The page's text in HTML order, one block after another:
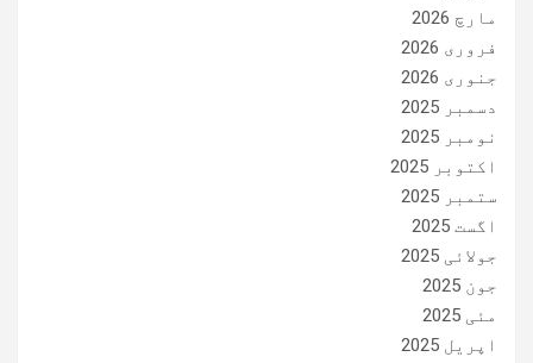
مارچ 2026
فروری 2026
جنوری 2026
دسمبر 2025
نومبر 2025
اکتوبر 2025
ستمبر 2025
اگست 2025
جولائی 2025
جون 2025
مئی 2025
اپریل 2025